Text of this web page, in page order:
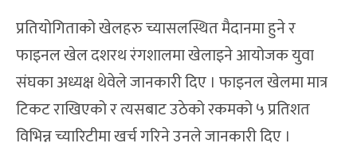
प्रतियोगिताको खेलहरु च्यासलस्थित मैदानमा हुने र
फाइनल खेल दशरथ रंगशालमा खेलाइने आयोजक युवा
संघका अध्यक्ष थेवेले जानकारी दिए । फाइनल खेलमा मात्र
टिकट राखिएको र त्यसबाट उठेको रकमको ५ प्रतिशत
विभिन्न च्यारिटीमा खर्च गरिने उनले जानकारी दिए ।